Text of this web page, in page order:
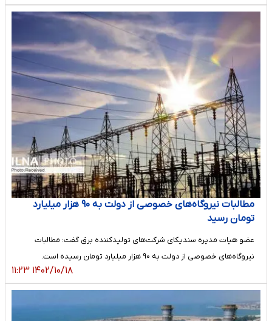
مطالبات نیروگاه‌های خصوصی از دولت به ۹۰ هزار میلیارد
تومان رسید
عضو هیات مدیره سندیکای شرکت‌های تولیدکننده برق گفت: مطالبات
نیروگاه‌های خصوصی از دولت به ۹۰ هزار میلیارد تومان رسیده است.
۱۴۰۲/۱۰/۱۸ ۱۱:۲۳